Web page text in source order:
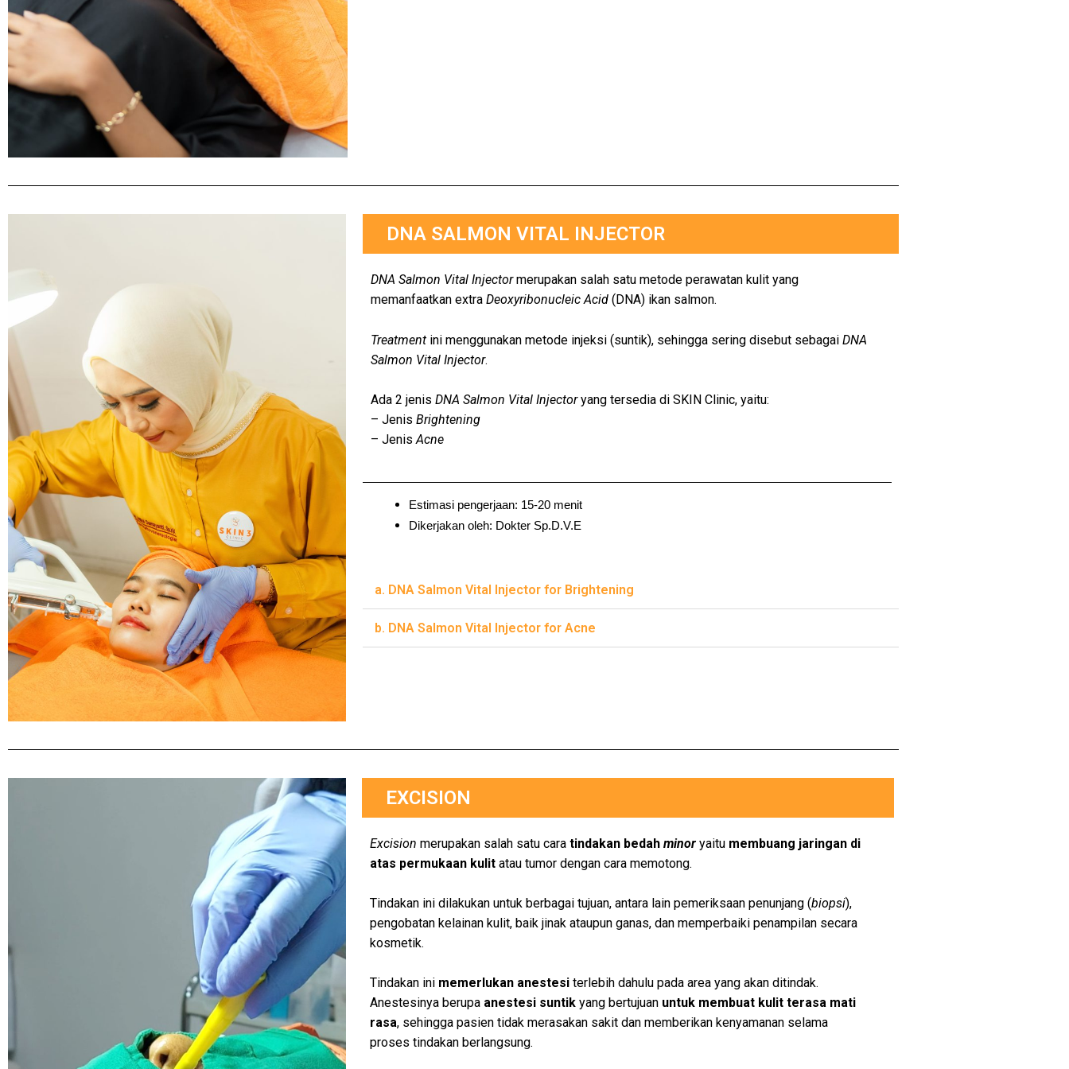
DNA SALMON VITAL INJECTOR
DNA Salmon Vital Injectormerupakan salah satu metode perawatan kulit yang
memanfaatkan extra Deoxyribonucleic Acid (DNA) ikan salmon.
Treatment ini menggunakan metode injeksi (suntik), sehingga sering disebut sebagai DNA
Salmon Vital Injector.
Ada 2 jenis DNA Salmon Vital Injectoryang tersedia di SKIN Clinic, yaitu:
– Jenis Brightening
– JenisAcne
Estimasi pengerjaan: 15-20 menit
Dikerjakan oleh: Dokter Sp.D.V.E
a. DNA Salmon Vital Injector for Brightening
b. DNA Salmon Vital Injector for Acne
EXCISION
Excision merupakan salah satu cara tindakan bedah minoryaitu membuang jaringan di
atas permukaan kulitatau tumor dengan cara memotong.
Tindakan ini dilakukan untuk berbagai tujuan, antara lain pemeriksaan penunjang (biopsi),
pengobatan kelainan kulit, baik jinak ataupun ganas, dan memperbaiki penampilan secara
kosmetik.
Tindakan ini memerlukan anestesiterlebih dahulu pada area yang akan ditindak.
Anestesinya berupa anestesi suntikyang bertujuan untuk membuat kulit terasa mati
rasa, sehingga pasien tidak merasakan sakit dan memberikan kenyamanan selama
proses tindakan berlangsung.